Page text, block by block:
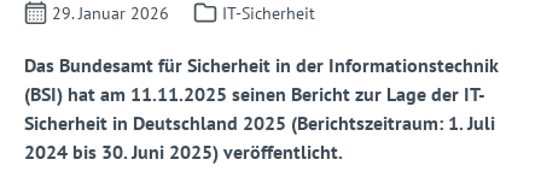
29. Januar 2026 IT-Sicherheit
Das Bundesamt für Sicherheit in der Informationstechnik
(BSI) hat am 11.11.2025 seinen Bericht zur Lage der IT-
Sicherheit in Deutschland 2025 (Berichtszeitraum: 1. Juli
2024 bis 30. Juni 2025) veröffentlicht.